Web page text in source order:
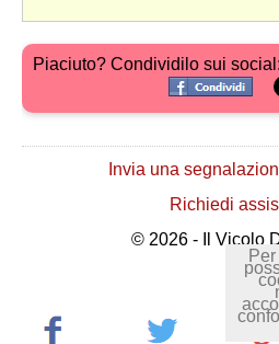
Piaciuto? Condividilo sui social:
Invia una
Richiedi
© 2026 - Il Vicolo